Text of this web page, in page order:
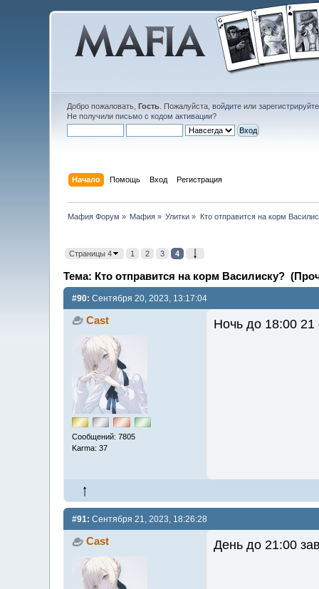
Добро пожаловать, Гость. Пожалуйста, войдитеили
Не получили письмо с кодом активации?
Начало Помощь Вход Регистрация
Мафия Форум » Мафия » Улитки » Кто отправится на корм
Страницы 4 1 2 3 4
Тема: Кто отправится на корм Василиску?
#90: Сентября 20, 2023, 13:17:04
Cast
Сообщений: 7805
Karma: 37
Ночь до 18:00 21
#91: Сентября 21, 2023, 18:26:28
Cast День до 21:00